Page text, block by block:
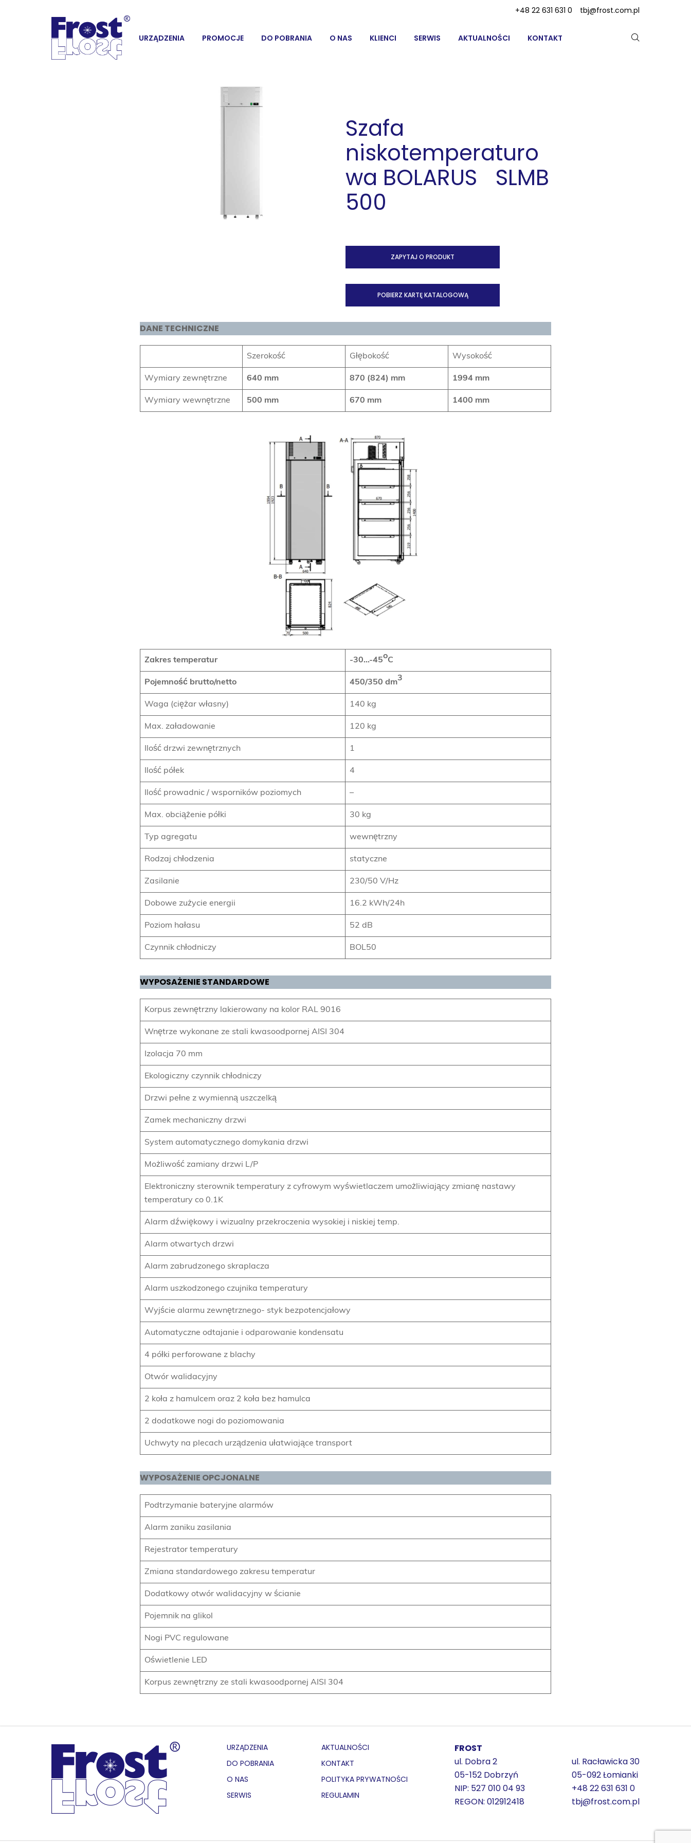
URZĄDZENIA PROMOCJE DO POBRANIA O NAS KLIENCI SERWIS AKTUALNOŚCI KONTAKT
+48 22 631 631 0 tbj@frost.com.pl
Szafa
niskotemperaturo
wa BOLARUS SLMB
500
ZAPYTAJ O PRODUKT
POBIERZ KARTĘ KATALOGOWĄ
DANE TECHNICZNE
Szerokość Głębokość Wysokość
Wymiary zewnętrzne 640 mm 870 (824) mm 1994 mm
Wymiary wewnętrzne 500 mm 670 mm 1400 mm
Zakres temperatur -30…-45oC
Pojemność brutto/netto 450/350 dm3
Waga (ciężar własny) 140 kg
Max. załadowanie 120 kg
Ilość drzwi zewnętrznych 1
Ilość półek 4
Ilość prowadnic / wsporników poziomych –
Max. obciążenie półki 30 kg
Typ agregatu wewnętrzny
Rodzaj chłodzenia statyczne
Zasilanie 230/50 V/Hz
Dobowe zużycie energii 16.2 kWh/24h
Poziom hałasu 52 dB
Czynnik chłodniczy BOL50
WYPOSAŻENIE STANDARDOWE
Korpus zewnętrzny lakierowany na kolor RAL 9016
Wnętrze wykonane ze stali kwasoodpornej AISI 304
Izolacja 70 mm
Ekologiczny czynnik chłodniczy
Drzwi pełne z wymienną uszczelką
Zamek mechaniczny drzwi
System automatycznego domykania drzwi
Możliwość zamiany drzwi L/P
Elektroniczny sterownik temperatury z cyfrowym wyświetlaczem umożliwiający zmianę nastawy
temperatury co 0.1K
Alarm dźwiękowy i wizualny przekroczenia wysokiej i niskiej temp.
Alarm otwartych drzwi
Alarm zabrudzonego skraplacza
Alarm uszkodzonego czujnika temperatury
Wyjście alarmu zewnętrznego- styk bezpotencjałowy
Automatyczne odtajanie i odparowanie kondensatu
4 półki perforowane z blachy
Otwór walidacyjny
2 koła z hamulcem oraz 2 koła bez hamulca
2 dodatkowe nogi do poziomowania
Uchwyty na plecach urządzenia ułatwiające transport
WYPOSAŻENIE OPCJONALNE
Podtrzymanie bateryjne alarmów
Alarm zaniku zasilania
Rejestrator temperatury
Zmiana standardowego zakresu temperatur
Dodatkowy otwór walidacyjny w ścianie
Pojemnik na glikol
Nogi PVC regulowane
Oświetlenie LED
Korpus zewnętrzny ze stali kwasoodpornej AISI 304
URZĄDZENIA
DO POBRANIA
O NAS
SERWIS
AKTUALNOŚCI
KONTAKT
POLITYKA PRYWATNOŚCI
REGULAMIN
FROST
ul. Dobra 2
05-152 Dobrzyń
NIP: 527 010 04 93
REGON: 012912418
ul. Racławicka 30
05-092 Łomianki
+48 22 631 631 0
tbj@frost.com.pl